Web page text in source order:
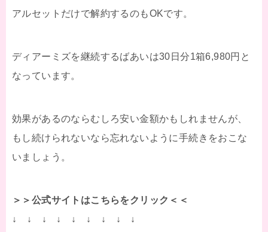
アルセットだけで解約するのもOKです。
ディアーミズを継続するばあいは30日分1箱6,980円と
なっています。
効果があるのならむしろ安い金額かもしれませんが、
もし続けられないなら忘れないように手続きをおこな
いましょう。
＞＞公式サイトはこちらをクリック＜＜
↓ ↓ ↓ ↓ ↓ ↓ ↓ ↓ ↓